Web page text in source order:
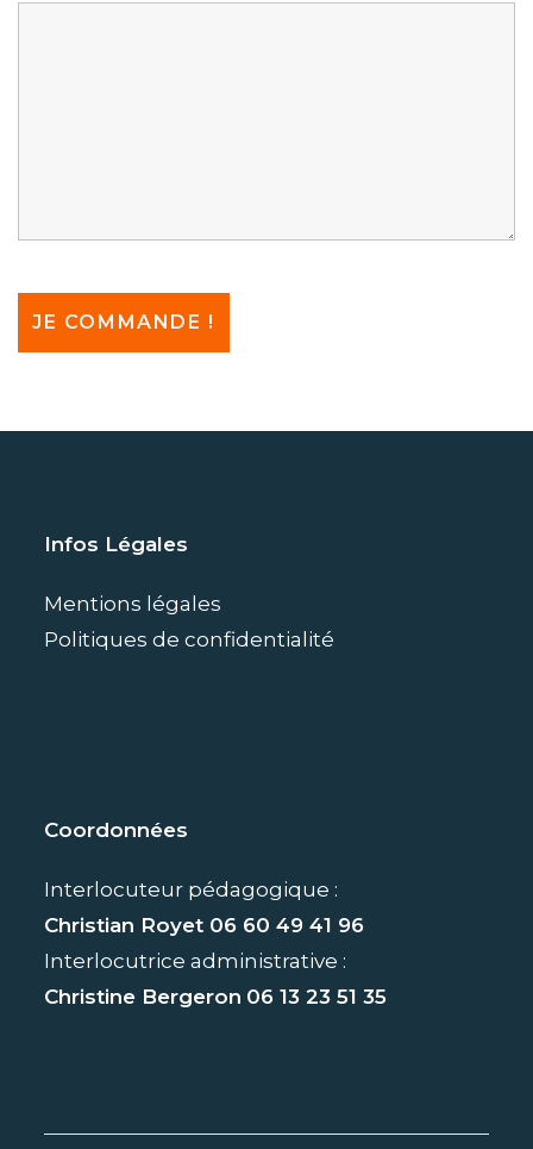
Infos Légales
Mentions légales
Politiques de confidentialité
Coordonnées
Interlocuteur pédagogique :
Christian Royet 06 60 49 41 96
Interlocutrice administrative :
Christine Bergeron 06 13 23 51 35